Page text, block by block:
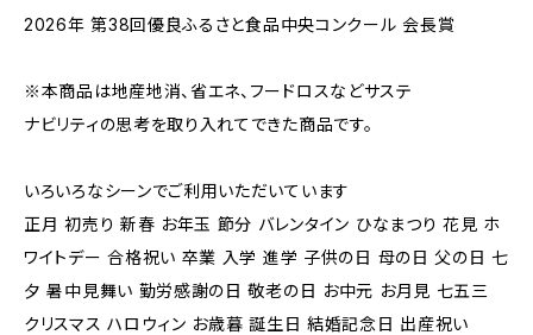
2026年 第38回優良ふるさと食品中央コンクール 会長賞
※本商品は地産地消、省エネ、フードロスなどサステ
ナビリティの思考を取り入れてできた商品です。
いろいろなシーンでご利用いただいています
正月 初売り 新春 お年玉 節分 バレンタイン ひなまつり 花見 ホ
ワイトデー 合格祝い 卒業 入学 進学 子供の日 母の日 父の日 七
夕 暑中見舞い 勤労感謝の日 敬老の日 お中元 お月見 七五三
クリスマス ハロウィン お歳暮 誕生日 結婚記念日 出産祝い